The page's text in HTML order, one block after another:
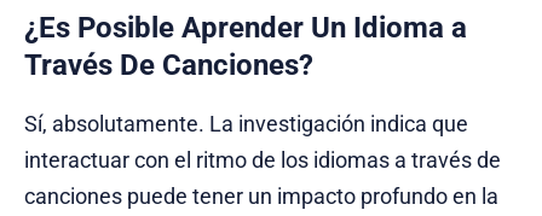
¿Es Posible Aprender Un Idioma a
Través De Canciones?
Sí, absolutamente. La investigación indica que
interactuar con el ritmo de los idiomas a través de
canciones puede tener un impacto profundo en la